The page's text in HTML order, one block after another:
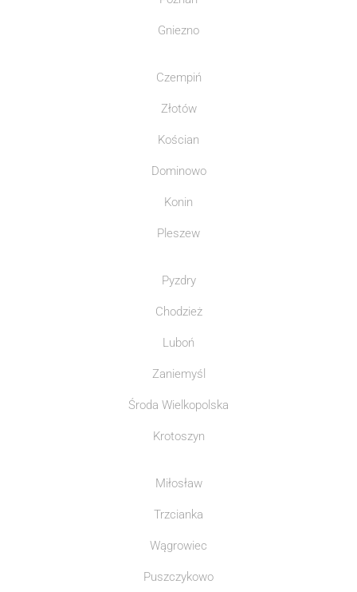
Gniezno
Czempiń
Złotów
Kościan
Dominowo
Konin
Pleszew
Pyzdry
Chodzież
Luboń
Zaniemyśl
Środa Wielkopolska
Krotoszyn
Miłosław
Trzcianka
Wągrowiec
Puszczykowo